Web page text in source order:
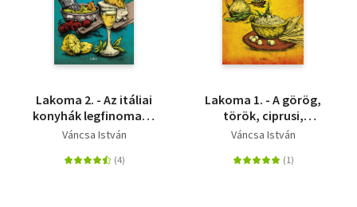
Történelem
Lakoma 2. - Az itáliai
konyhák legfinomabb
ételeiből
Váncsa István
Lakoma 1. - A görög,
török, ciprusi,
libanoni, egyiptomi,
máltai konyhák
Váncsa István